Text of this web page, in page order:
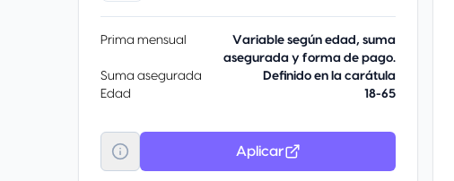
Prima mensual
Variable según edad, suma
asegurada y forma de pago.
Suma asegurada
Definido en la carátula
Edad
18-65
Aplicar